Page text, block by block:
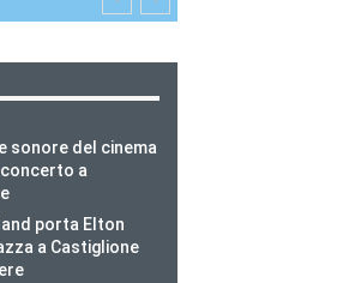
sonore del cinema
a
porta Elton
a Castiglione